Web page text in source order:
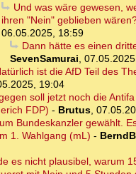
Und was wäre gewesen,
ihren "Nein" geblieben
06.05.2025, 18:59
Dann hätte es einen
SevenSamurai,
ist die AfD Teil des
19:04
soll jetzt noch die
FDP) - Brutus,
Bundeskanzler gewählt.
1. Wahlgang (mL) -
es nicht plausibel, warum